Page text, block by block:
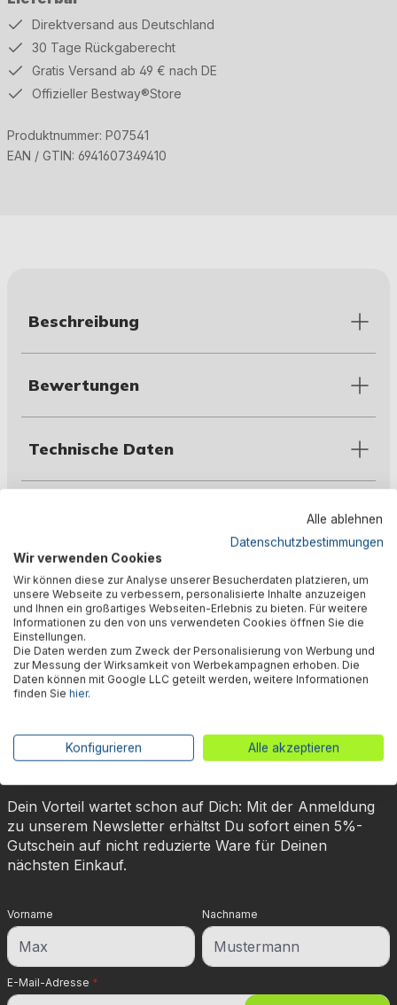
Direktversand aus Deutschland
30 Tage Rückgaberecht
Gratis Versand ab 49 € nach DE
Offizieller Bestway®Store
Produktnummer: P07541
EAN / GTIN: 6941607349410
Beschreibung
Bewertungen
Technische Daten
Herstellerinformation
🎉 Jetzt den Newsletter
abonnieren & 5% Rabatt
sichern!
Dein Vorteil wartet schon auf Dich: Mit der Anmeldung
zu unserem Newsletter erhältst Du sofort einen 5%-
Gutschein auf nicht reduzierte Ware für Deinen
nächsten Einkauf.
E-Mail-Adresse *
Vorname Nachname
Alle ablehnen
Datenschutzbestimmungen
Wir verwenden Cookies
Wir können diese zur Analyse unserer Besucherdaten platzieren, um
unsere Webseite zu verbessern, personalisierte Inhalte anzuzeigen
und Ihnen ein großartiges Webseiten-Erlebnis zu bieten. Für weitere
Informationen zu den von uns verwendeten Cookies öffnen Sie die
Einstellungen.
Die Daten werden zum Zweck der Personalisierung von Werbung und
zur Messung der Wirksamkeit von Werbekampagnen erhoben. Die
Daten können mit Google LLC geteilt werden, weitere Informationen
finden Sie hier.
Konfigurieren Alle akzeptieren